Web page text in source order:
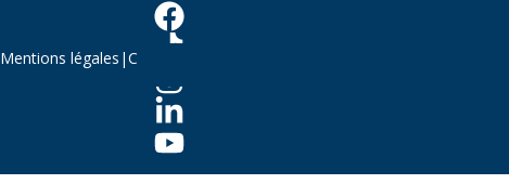
Mentions légales |C